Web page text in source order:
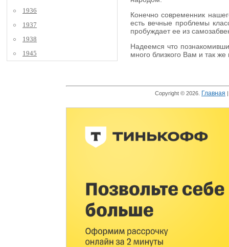
1936
1937
1938
1945
Конечно современник
есть вечные проблемы
пробуждает ее из
Надеемся что
много близкого Вам и так
Copyright © 2026. Главная